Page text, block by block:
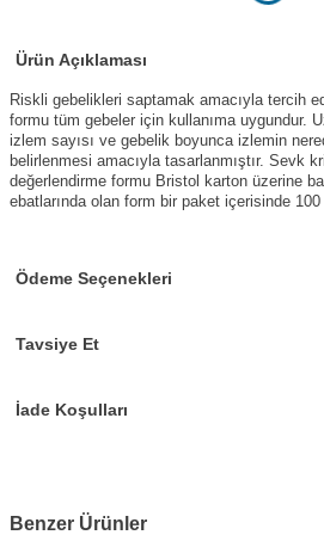
Ürün Açıklaması
Riskli gebelikleri saptamak amacıyla tercih
formu tüm gebeler için kullanıma uygundur.
izlem sayısı ve gebelik boyunca izlemin
belirlenmesi amacıyla tasarlanmıştır. Sevk
değerlendirme formu Bristol karton üzerine
ebatlarında olan form bir paket içerisinde 100
Ödeme Seçenekleri
Tavsiye Et
İade Koşulları
Benzer Ürünler